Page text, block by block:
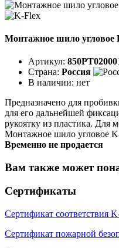
Монтажное шило угловое
Артикул:
Страна: Россия
В наличии: нет
Предназначено для
для его дальнейшей
рукоятку из пластика. Для
Монтажное шило угловое
Временно не продается
Вам также может
Сертификаты
Сертификат соответствия
Сертификат пожарной